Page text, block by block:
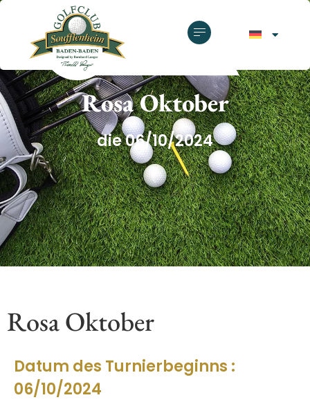
Rosa Oktober
die 06/10/2024
Rosa Oktober
Datum des Turnierbeginns :
06/10/2024